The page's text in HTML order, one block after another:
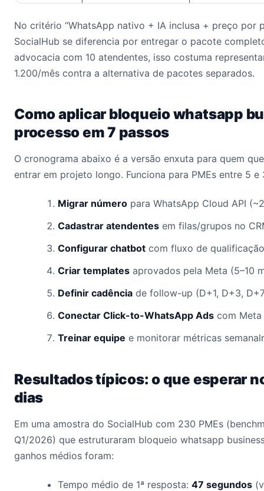
No critério “WhatsApp nativo + IA inclusa + preço por
SocialHub se diferencia por entregar o pacote
advocacia com 10 atendentes, isso costuma
1.200/mês contra a alternativa de pacotes separados.
Como aplicar bloqueio whatsapp
processo em 7 passos
O cronograma abaixo é a versão enxuta para quem
entrar em projeto longo. Funciona para PMEs entre 5 e
Migrar número para WhatsApp Cloud API
Cadastrar atendentes em filas/grupos no
Configurar chatbot com fluxo de
Criar templates aprovados pela Meta (5–10
Definir cadência de follow-up (D+1, D+3,
Conectar Click-to-WhatsApp Ads com Meta
Treinar equipe e monitorar métricas
Resultados típicos: o que esperar
dias
Em uma amostra do SocialHub com 230 PMEs
Q1/2026) que estruturaram bloqueio whatsapp
ganhos médios foram:
Tempo médio de 1ª resposta: 47 segundos